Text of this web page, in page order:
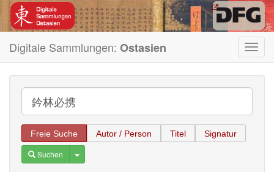
Digitale Sammlungen: Ostasien
Freie Suche Autor / Person Titel Signatur
Suchen Toggle Dropdown